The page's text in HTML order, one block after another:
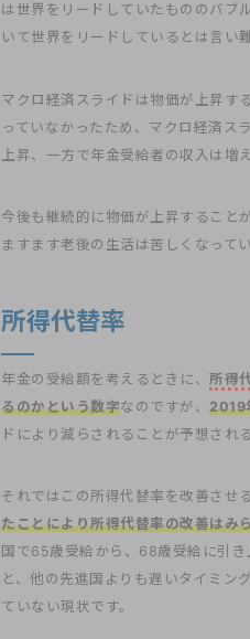
は世界をリードしていたもののバブ
いて世界をリードしているとは言い
マクロ経済スライドは物価が上昇す
っていなかったため、マクロ経済ス
上昇、一方で年金受給者の収入は増
今後も継続的に物価が上昇すること
ますます老後の生活は苦しくなって
所得代替率
年金の受給額を考えるときに、 所得
るのかという数字なのですが、 2019
ドにより減らされることが予想され
それではこの所得代替率を改善させ
たことにより所得代替率の改善はみ
国で65歳受給から、68歳受給に引
と、他の先進国よりも遅いタイミン
ていない現状です。